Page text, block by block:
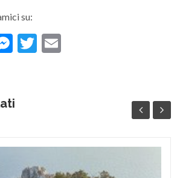
su:
Messenger
Twitter